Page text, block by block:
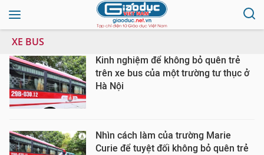
XE BUS
Kinh nghiệm để không bỏ quên trẻ
trên xe bus của một trường tư thục ở
Hà Nội
Nhìn cách làm của trường Marie
Curie để tuyệt đối không bỏ quên trẻ